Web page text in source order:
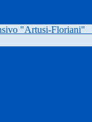
"Artusi-Floriani"